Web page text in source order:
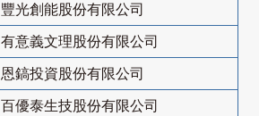
豐光創能股份有限公司
有意義文理股份有限公司
恩鎬投資股份有限公司
百優泰生技股份有限公司